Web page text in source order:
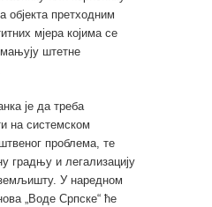
претходним
мјера којима се
штетне
је да треба
на системском
проблема, те
градњу и легализацију
У наредном
„Воде Српске“ ће